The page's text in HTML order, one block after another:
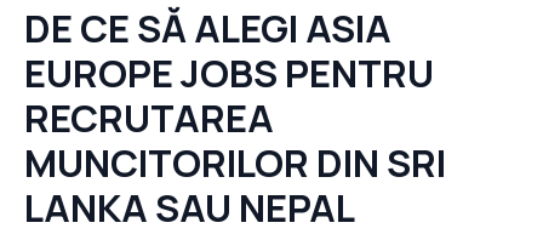
DE CE SĂ ALEGI ASIA
EUROPE JOBS PENTRU
RECRUTAREA
MUNCITORILOR DIN SRI
LANKA SAU NEPAL